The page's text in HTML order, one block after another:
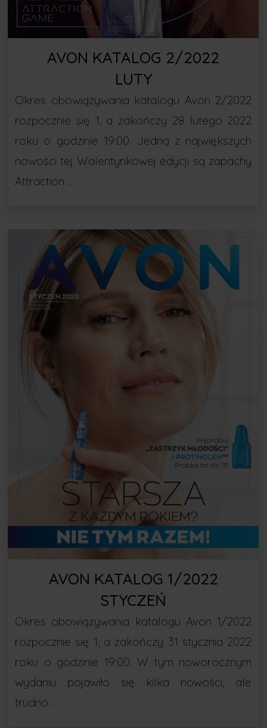
AVON KATALOG 2/2022
LUTY
Okres obowiązywania katalogu Avon 2/2022
rozpocznie się 1, a zakończy 28 lutego 2022
roku o godzinie 19:00. Jedną z największych
nowości tej Walentynkowej edycji są zapachy
Attraction …
AVON KATALOG 1/2022
STYCZEŃ
Okres obowiązywania katalogu Avon 1/2022
rozpocznie się 1, a zakończy 31 stycznia 2022
roku o godzinie 19:00. W tym noworocznym
wydaniu pojawiło się kilka nowości, ale
trudno …